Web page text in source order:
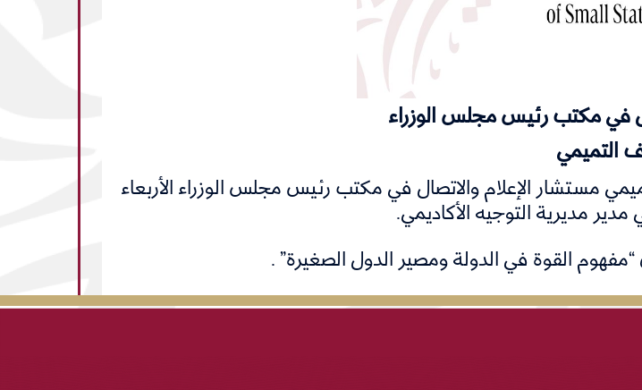
في مكتب رئيس مجلس الوزراء
التميمي
مستشار الإعلام والاتصال في مكتب رئيس مجلس الوزراء الأربعاء